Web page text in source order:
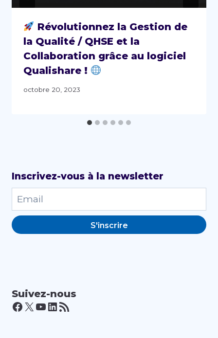
Révolutionnez la Gestion de
la Qualité / QHSE et la
Collaboration grâce au logiciel
Qualishare !
octobre 20, 2023
Inscrivez-vous à la newsletter
S'inscrire
Suivez-nous
Facebook
X YouTube
LinkedIn
Flux RSS